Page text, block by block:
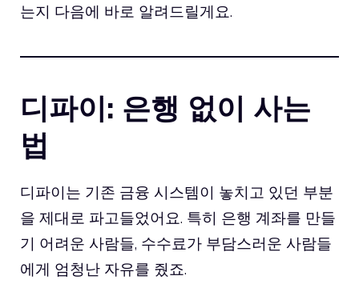
는지 다음에 바로 알려드릴게요.
디파이: 은행 없이 사는
법
디파이는 기존 금융 시스템이 놓치고 있던 부분
을 제대로 파고들었어요. 특히 은행 계좌를 만들
기 어려운 사람들, 수수료가 부담스러운 사람들
에게 엄청난 자유를 줬죠.